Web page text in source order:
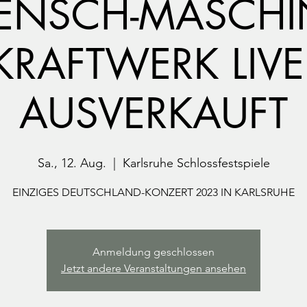
AUSVERKAUFT
Sa., 12. Aug.
  |
Karlsruhe Schlossfestspiele
EINZIGES DEUTSCHLAND-KONZERT 2023 IN KARLSRUHE
Anmeldung geschlossen
Jetzt andere Veranstaltungen ansehen